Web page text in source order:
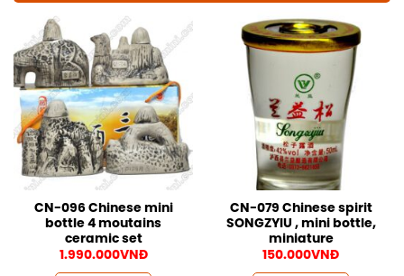
CN-096 Chinese mini
bottle 4 moutains
ceramic set
1.990.000VNĐ
CN-079 Chinese spirit
SONGZYIU , mini bottle,
miniature
150.000VNĐ